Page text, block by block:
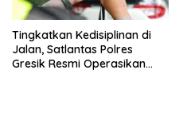
Tingkatkan Kedisiplinan di
Jalan, Satlantas Polres
Gresik Resmi Operasikan